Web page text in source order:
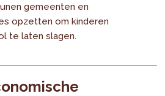
gemeenten en
opzetten om kinderen
te laten slagen.